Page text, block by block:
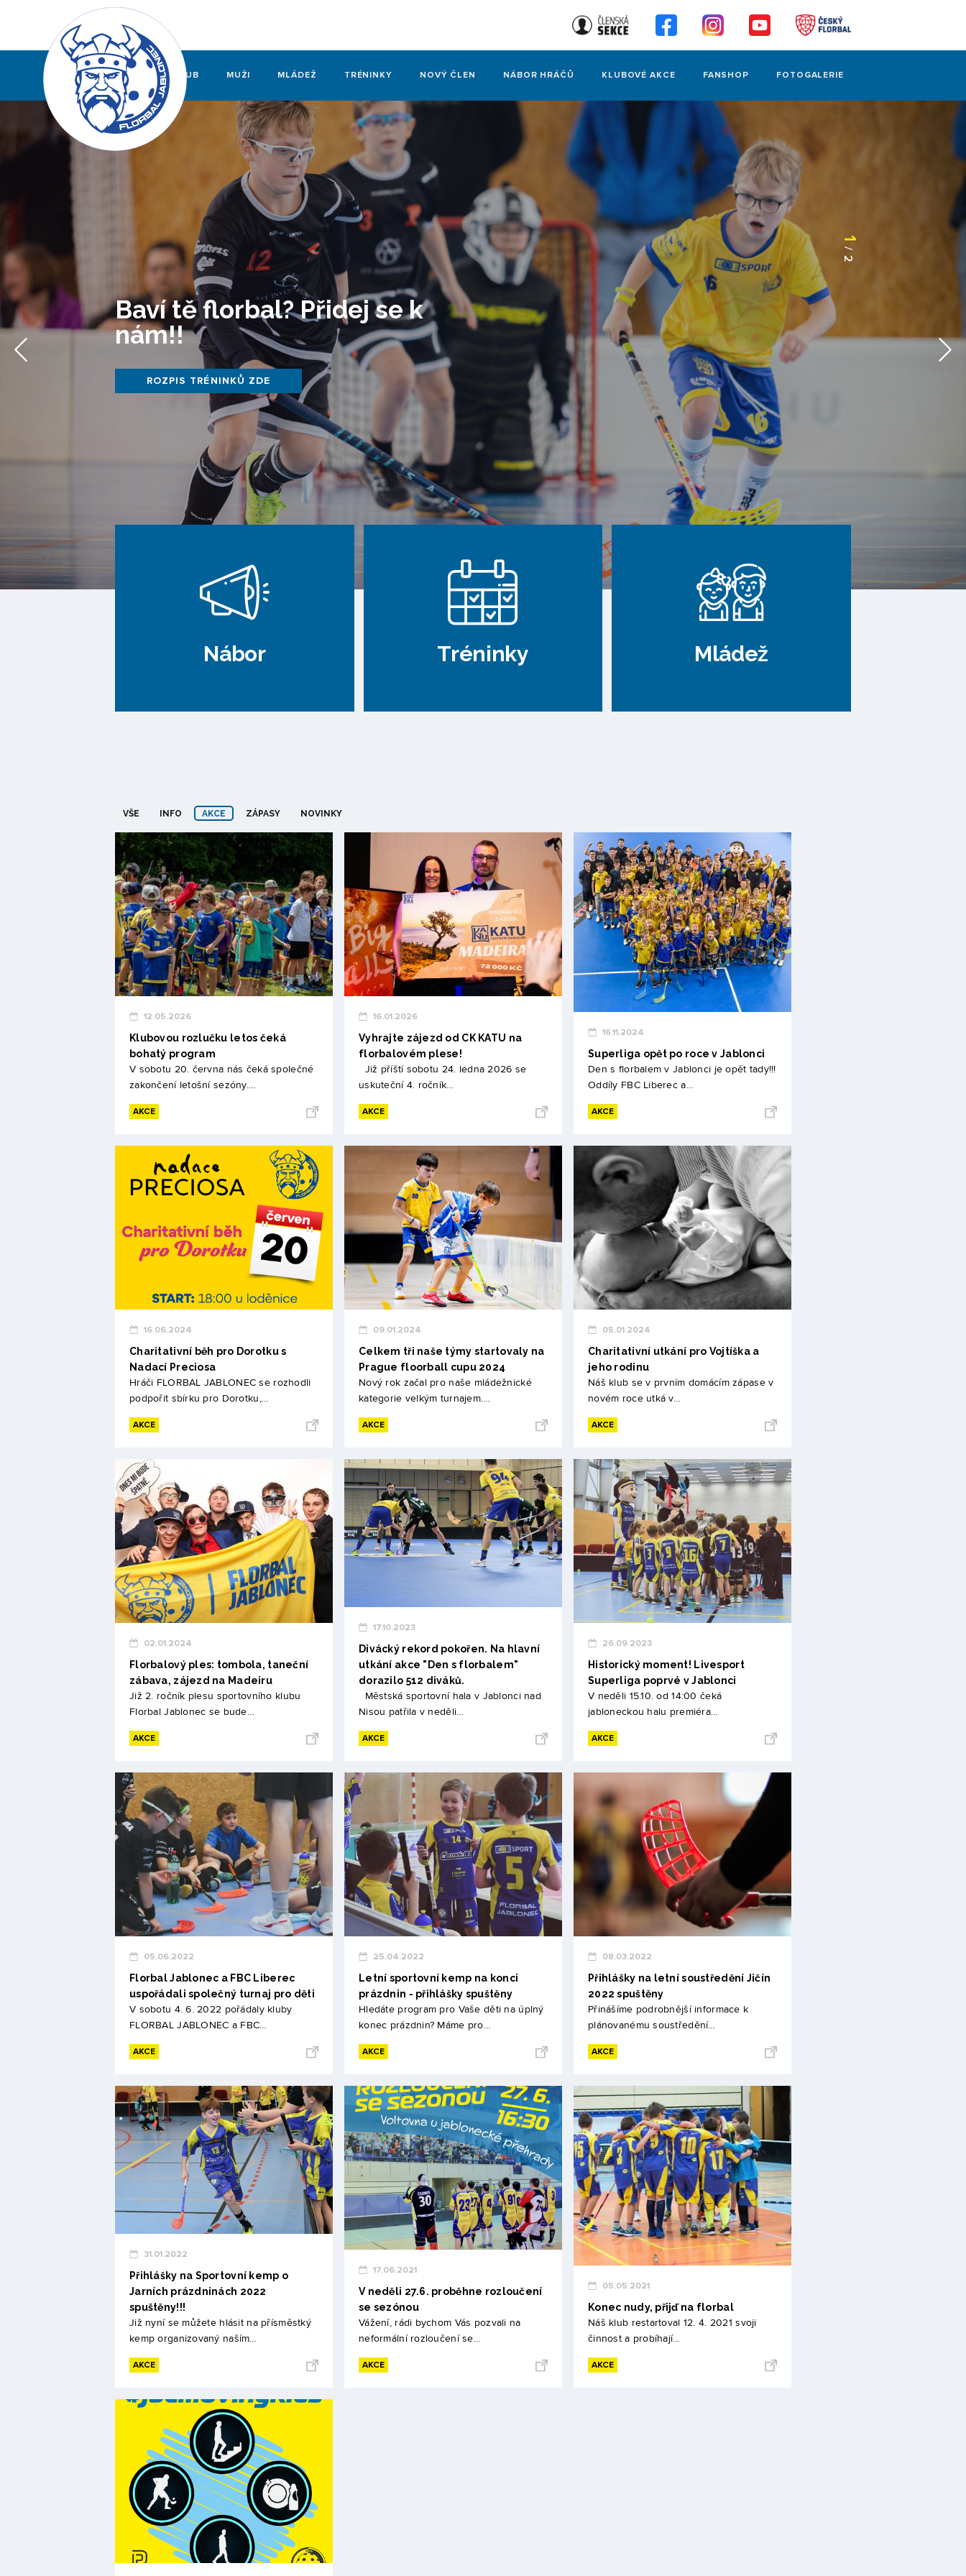
KLUB MUŽI MLÁDEŽ TRÉNINKY NOVÝ ČLEN NÁBOR HRÁČŮ KLUBOVÉ AKCE FANSHOP FOTOGALERIE
Baví tě florbal? Přidej se k
nám!!
ROZPIS TRÉNINKŮ ZDE
1
/
2
Nábor Tréninky Mládež
VŠE INFO AKCE ZÁPASY NOVINKY
12.05.2026
Klubovou rozlučku letos čeká
bohatý program
V sobotu 20. června nás čeká společné
zakončení letošní sezóny.…
AKCE
16.01.2026
Vyhrajte zájezd od CK KATU na
florbalovém plese!
Již příští sobotu 24. ledna 2026 se
uskuteční 4. ročník…
AKCE
16.11.2024
Superliga opět po roce v Jablonci
Den s florbalem v Jablonci je opět tady!!!
Oddíly FBC Liberec a…
AKCE
16.06.2024
Charitativní běh pro Dorotku s
Nadací Preciosa
Hráči FLORBAL JABLONEC se rozhodli
podpořit sbírku pro Dorotku,…
AKCE
09.01.2024
Celkem tři naše týmy startovaly na
Prague floorball cupu 2024
Nový rok začal pro naše mládežnické
kategorie velkým turnajem.…
AKCE
05.01.2024
Charitativní utkání pro Vojtíška a
jeho rodinu
Náš klub se v prvním domácím zápase v
novém roce utká v…
AKCE
02.01.2024
Florbalový ples: tombola, taneční
zábava, zájezd na Madeiru
Již 2. ročník plesu sportovního klubu
Florbal Jablonec se bude…
AKCE
17.10.2023
Divácký rekord pokořen. Na hlavní
utkání akce "Den s florbalem"
dorazilo 512 diváků.
Městská sportovní hala v Jablonci nad
Nisou patřila v neděli…
AKCE
26.09.2023
Historický moment! Livesport
Superliga poprvé v Jablonci
V neděli 15.10. od 14:00 čeká
jabloneckou halu premiéra…
AKCE
05.06.2022
Florbal Jablonec a FBC Liberec
uspořádali společný turnaj pro děti
V sobotu 4. 6. 2022 pořádaly kluby
FLORBAL JABLONEC a FBC…
AKCE
25.04.2022
Letní sportovní kemp na konci
prázdnin - přihlášky spuštěny
Hledáte program pro Vaše děti na úplný
konec prázdnin? Máme pro…
AKCE
08.03.2022
Přihlášky na letní soustředění Jičín
2022 spuštěny
Přinášíme podrobnější informace k
plánovanému soustředění…
AKCE
31.01.2022
Přihlášky na Sportovní kemp o
Jarních prázdninách 2022
spuštěny!!!
Již nyní se můžete hlásit na přísměstký
kemp organizovaný naším…
AKCE
17.06.2021
V neděli 27.6. proběhne rozloučení
se sezónou
Vážení, rádi bychom Vás pozvali na
neformální rozloučení se…
AKCE
05.05.2021
Konec nudy, přijď na florbal
Náš klub restartoval 12. 4. 2021 svoji
činnost a probíhají…
AKCE